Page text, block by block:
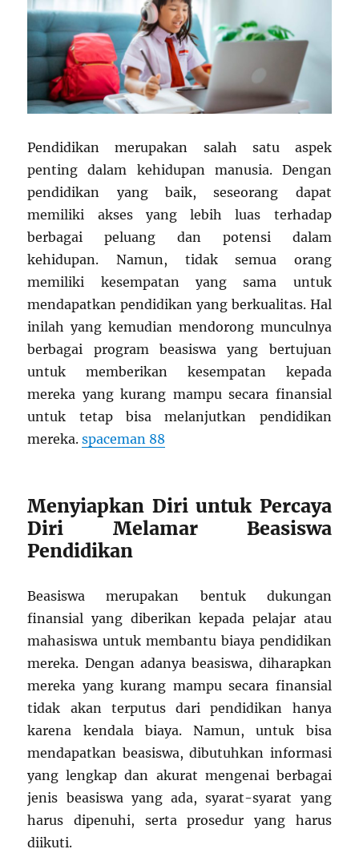
Pendidikan merupakan salah satu aspek
penting dalam kehidupan manusia. Dengan
pendidikan yang baik, seseorang dapat
memiliki akses yang lebih luas terhadap
berbagai peluang dan potensi dalam
kehidupan. Namun, tidak semua orang
memiliki kesempatan yang sama untuk
mendapatkan pendidikan yang berkualitas. Hal
inilah yang kemudian mendorong munculnya
berbagai program beasiswa yang bertujuan
untuk memberikan kesempatan kepada
mereka yang kurang mampu secara finansial
untuk tetap bisa melanjutkan pendidikan
mereka.spaceman 88
Menyiapkan Diri untuk Percaya
Diri Melamar Beasiswa
Pendidikan
Beasiswa merupakan bentuk dukungan
finansial yang diberikan kepada pelajar atau
mahasiswa untuk membantu biaya pendidikan
mereka. Dengan adanya beasiswa, diharapkan
mereka yang kurang mampu secara finansial
tidak akan terputus dari pendidikan hanya
karena kendala biaya. Namun, untuk bisa
mendapatkan beasiswa, dibutuhkan informasi
yang lengkap dan akurat mengenai berbagai
jenis beasiswa yang ada, syarat-syarat yang
harus dipenuhi, serta prosedur yang harus
diikuti.